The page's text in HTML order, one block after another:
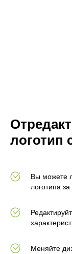
логотип
Вы можете
логотипа
Меняйте